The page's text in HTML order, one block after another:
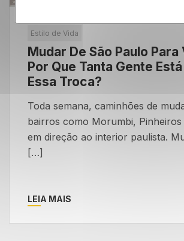
Estilo de Vida
Mudar De São Paulo Para
Por Que Tanta Gente
Essa Troca?
Toda semana, caminhões de
bairros como Morumbi, Pinheiros
em direção ao interior paulista.
[…]
LEIA MAIS